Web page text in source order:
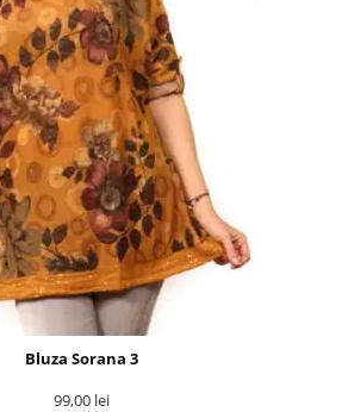
Bluza Sorana 3
99,00 lei